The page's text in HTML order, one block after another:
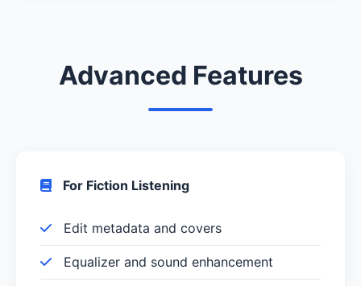
Advanced Features
For Fiction Listening
Edit metadata and covers
Equalizer and sound enhancement